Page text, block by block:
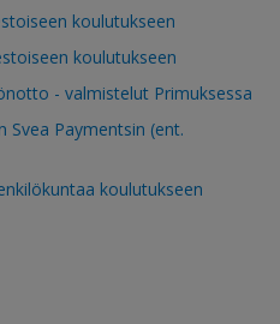
koulutukseen
koulutukseen
- valmistelut Primuksessa
Svea Paymentsin (ent.
koulutukseen